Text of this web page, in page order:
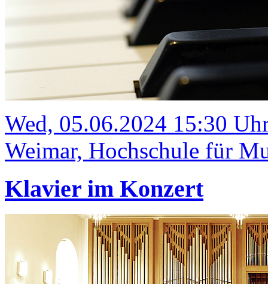
Wed, 05.06.2024 15:30
Weimar, Hochschule für
Klavier im Konzert